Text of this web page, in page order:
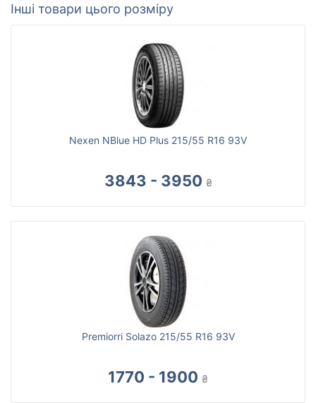
Інші товари цього розміру
Nexen NBlue HD Plus 215/55 R16 93V
3843 - 3950 ₴
Premiorri Solazo 215/55 R16 93V
1770 - 1900 ₴